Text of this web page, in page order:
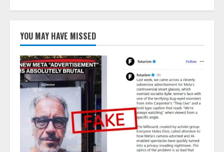
YOU MAY HAVE MISSED